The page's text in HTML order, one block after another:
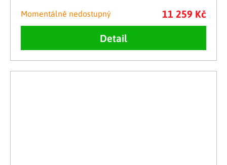
Momentálně nedostupný 11 259 Kč
Detail